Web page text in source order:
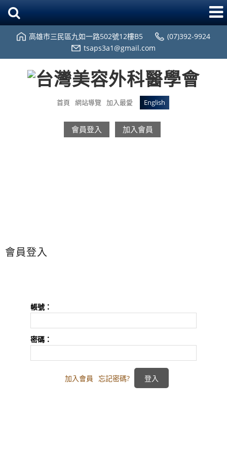
高雄市三民區九如一路502號12樓B5
(07)392-9924
tsaps3a1@gmail.com
首頁 網站導覽 加入最愛 English
會員登入 加入會員
會員登入
帳號：
密碼：
加入會員 忘記密碼?